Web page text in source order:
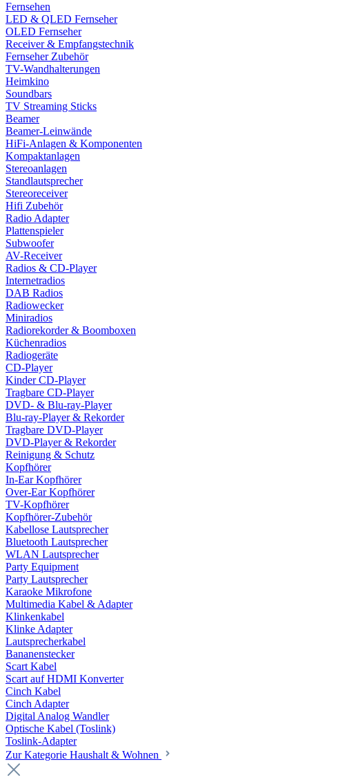
Fernsehen
LED & QLED Fernseher
OLED Fernseher
Receiver & Empfangstechnik
Fernseher Zubehör
TV-Wandhalterungen
Heimkino
Soundbars
TV Streaming Sticks
Beamer
Beamer-Leinwände
HiFi-Anlagen & Komponenten
Kompaktanlagen
Stereoanlagen
Standlautsprecher
Stereoreceiver
Hifi Zubehör
Radio Adapter
Plattenspieler
Subwoofer
AV-Receiver
Radios & CD-Player
Internetradios
DAB Radios
Radiowecker
Miniradios
Radiorekorder & Boomboxen
Küchenradios
Radiogeräte
CD-Player
Kinder CD-Player
Tragbare CD-Player
DVD- & Blu-ray-Player
Blu-ray-Player & Rekorder
Tragbare DVD-Player
DVD-Player & Rekorder
Reinigung & Schutz
Kopfhörer
In-Ear Kopfhörer
Over-Ear Kopfhörer
TV-Kopfhörer
Kopfhörer-Zubehör
Kabellose Lautsprecher
Bluetooth Lautsprecher
WLAN Lautsprecher
Party Equipment
Party Lautsprecher
Karaoke Mikrofone
Multimedia Kabel & Adapter
Klinkenkabel
Klinke Adapter
Lautsprecherkabel
Bananenstecker
Scart Kabel
Scart auf HDMI Konverter
Cinch Kabel
Cinch Adapter
Digital Analog Wandler
Optische Kabel (Toslink)
Toslink-Adapter
Zur Kategorie Haushalt & Wohnen